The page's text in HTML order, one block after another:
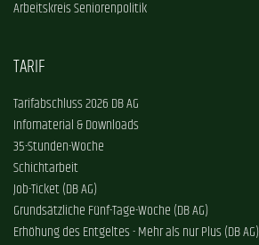
Arbeitskreis Seniorenpolitik
TARIF
Tarifabschluss 2026 DB AG
Infomaterial & Downloads
35-Stunden-Woche
Schichtarbeit
Job-Ticket (DB AG)
Grundsätzliche Fünf-Tage-Woche (DB AG)
Erhöhung des Entgeltes - Mehr als nur Plus (DB AG)